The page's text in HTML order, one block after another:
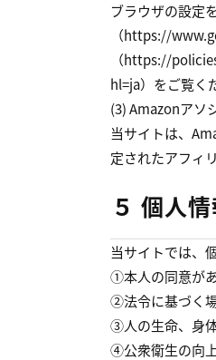
ブラウザの設定
（https://
（https://
hl=ja）をご覧く
(3) Amazonアソ
当サイトは、
定されたアフィ
５ 個人
当サイトでは、
①本人の同意が
②法令に基づく
③人の生命、身
④公衆衛生の向